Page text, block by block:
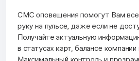
СМС оповещения помогут Вам
руку на пульсе, даже если не
Получайте актуальную
в статусах карт, балансе